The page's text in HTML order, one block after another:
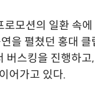
모션의 일환 속
을 펼쳤던 홍대
버스킹을 진행하
어가고 있다.